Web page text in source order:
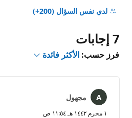
هناك
لدي نفس السؤال (200+)
7 إجابات
فرز حسب: الأكثر فائدة
مجهول
١ محرم ١٤٤٢ هـ ١١:٥٤ ص